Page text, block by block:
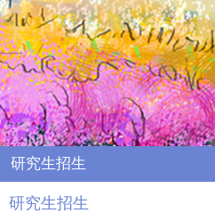
研究生招生
研究生招生